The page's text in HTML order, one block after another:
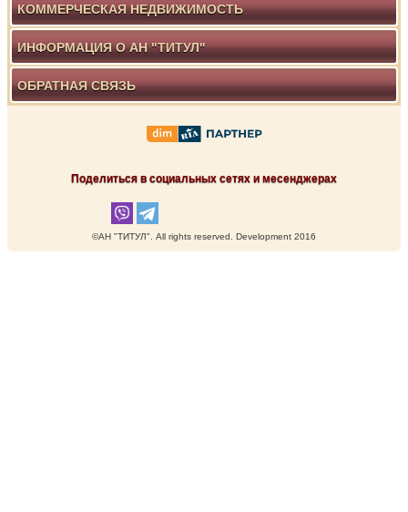
КОММЕРЧЕСКАЯ НЕДВИЖИМОСТЬ
ИНФОРМАЦИЯ О АН "ТИТУЛ"
ОБРАТНАЯ СВЯЗЬ
Поделиться в социальных сетях и месенджерах
©АН "ТИТУЛ". Аll rights reserved. Development 2016